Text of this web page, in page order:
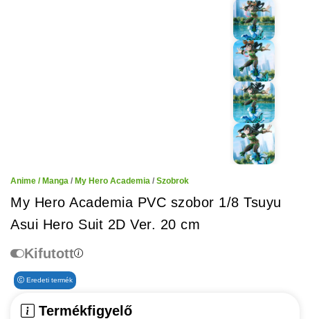
Anime / Manga / My Hero Academia / Szobrok
My Hero Academia PVC szobor 1/8 Tsuyu
Asui Hero Suit 2D Ver. 20 cm
Kifutott
Eredeti termék
Termékfigyelő